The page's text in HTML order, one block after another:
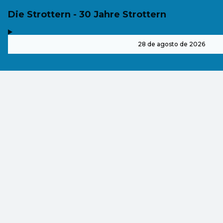
Die Strottern - 30 Jahre Strottern
28 de agosto de 2026